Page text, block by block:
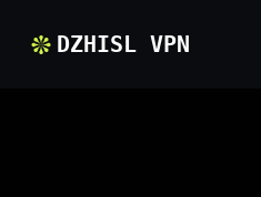
DZHISL VPN